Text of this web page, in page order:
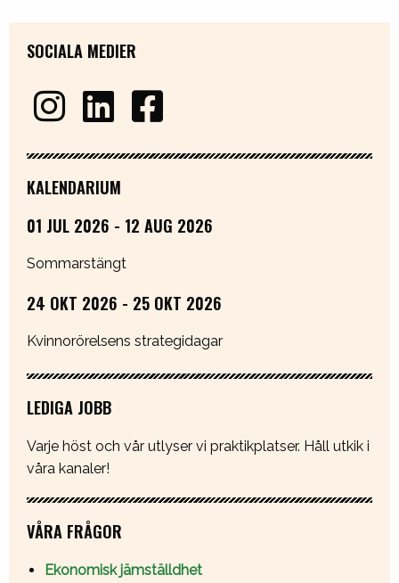
SOCIALA MEDIER
KALENDARIUM
01 JUL 2026 - 12 AUG 2026
Sommarstängt
24 OKT 2026 - 25 OKT 2026
Kvinnorörelsens strategidagar
LEDIGA JOBB
Varje höst och vår utlyser vi praktikplatser. Håll utkik i
våra kanaler!
VÅRA FRÅGOR
Ekonomisk jämställdhet